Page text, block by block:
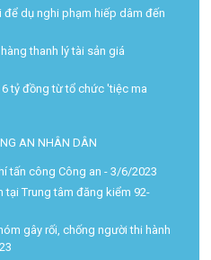
dụ nghi phạm hiếp dâm đến
thanh lý tài sản giá
tỷ đồng từ tổ chức 'tiệc ma
AN NHÂN DÂN
tấn công Công an - 3/6/2023
tại Trung tâm đăng kiểm 92-
gây rối, chống người thi hành